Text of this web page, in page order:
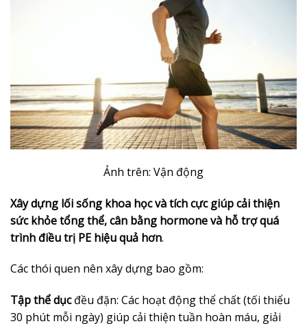
Ảnh trên: Vận động
Xây dựng lối sống khoa học và tích cực giúp cải thiện
sức khỏe tổng thể, cân bằng hormone và hỗ trợ quá
trình điều trị PE hiệu quả hơn.
Các thói quen nên xây dựng bao gồm:
Tập thể dụcđều đặn: Các hoạt động thể chất (tối thiểu
30 phút mỗi ngày) giúp cải thiện tuần hoàn máu, giải